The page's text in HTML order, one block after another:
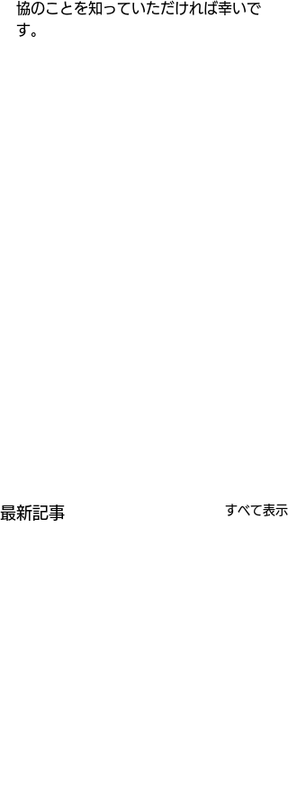
協のことを知っていただければ幸いで
す。
最新記事 すべて表示